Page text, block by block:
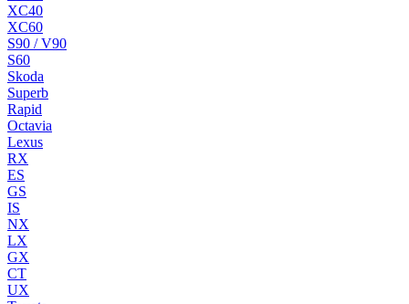
XC40
XC60
S90 / V90
S60
Skoda
Superb
Rapid
Octavia
Lexus
RX
ES
GS
IS
NX
LX
GX
CT
UX